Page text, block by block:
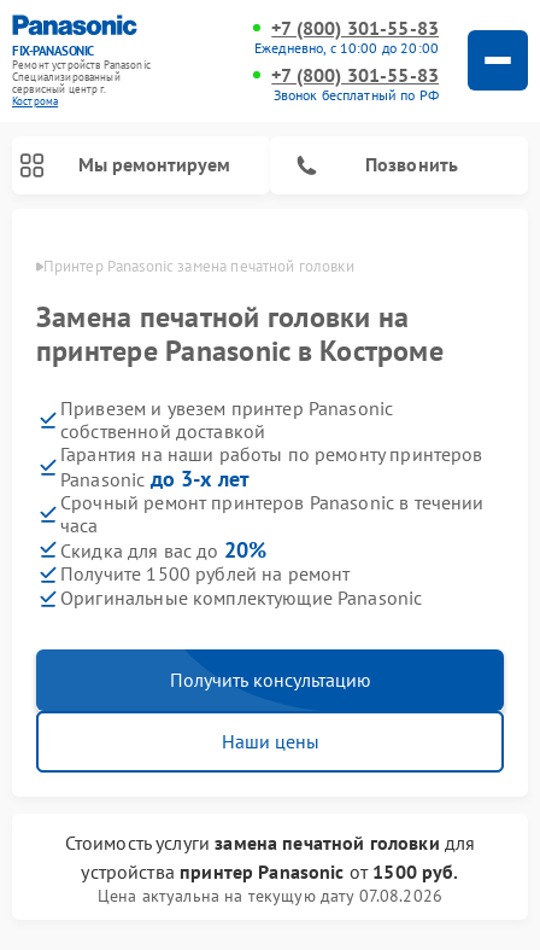
FIX-PANASONIC
Ремонт устройств Panasonic
Специализированный
cервисный центр г.
Кострома
+7 (800) 301-55-83
Ежедневно, с 10:00 до 20:00
+7 (800) 301-55-83
Звонок бесплатный по РФ
Мы ремонтируем Позвонить
Принтер Panasonic замена печатной головки
Замена печатной головки на
принтере Panasonic в Костроме
Привезем и увезем принтер Panasonic
собственной доставкой
Гарантия на наши работы по ремонту принтеров
Panasonic до 3-х лет
Срочный ремонт принтеров Panasonic в течении
часа
Скидка для вас до 20%
Получите 1500 рублей на ремонт
Оригинальные комплектующие Panasonic
Получить консультацию
Наши цены
Стоимость услугизамена печатной головки для
устройства принтер Panasonic от 1500 руб.
Цена актуальна на текущую дату 07.08.2026